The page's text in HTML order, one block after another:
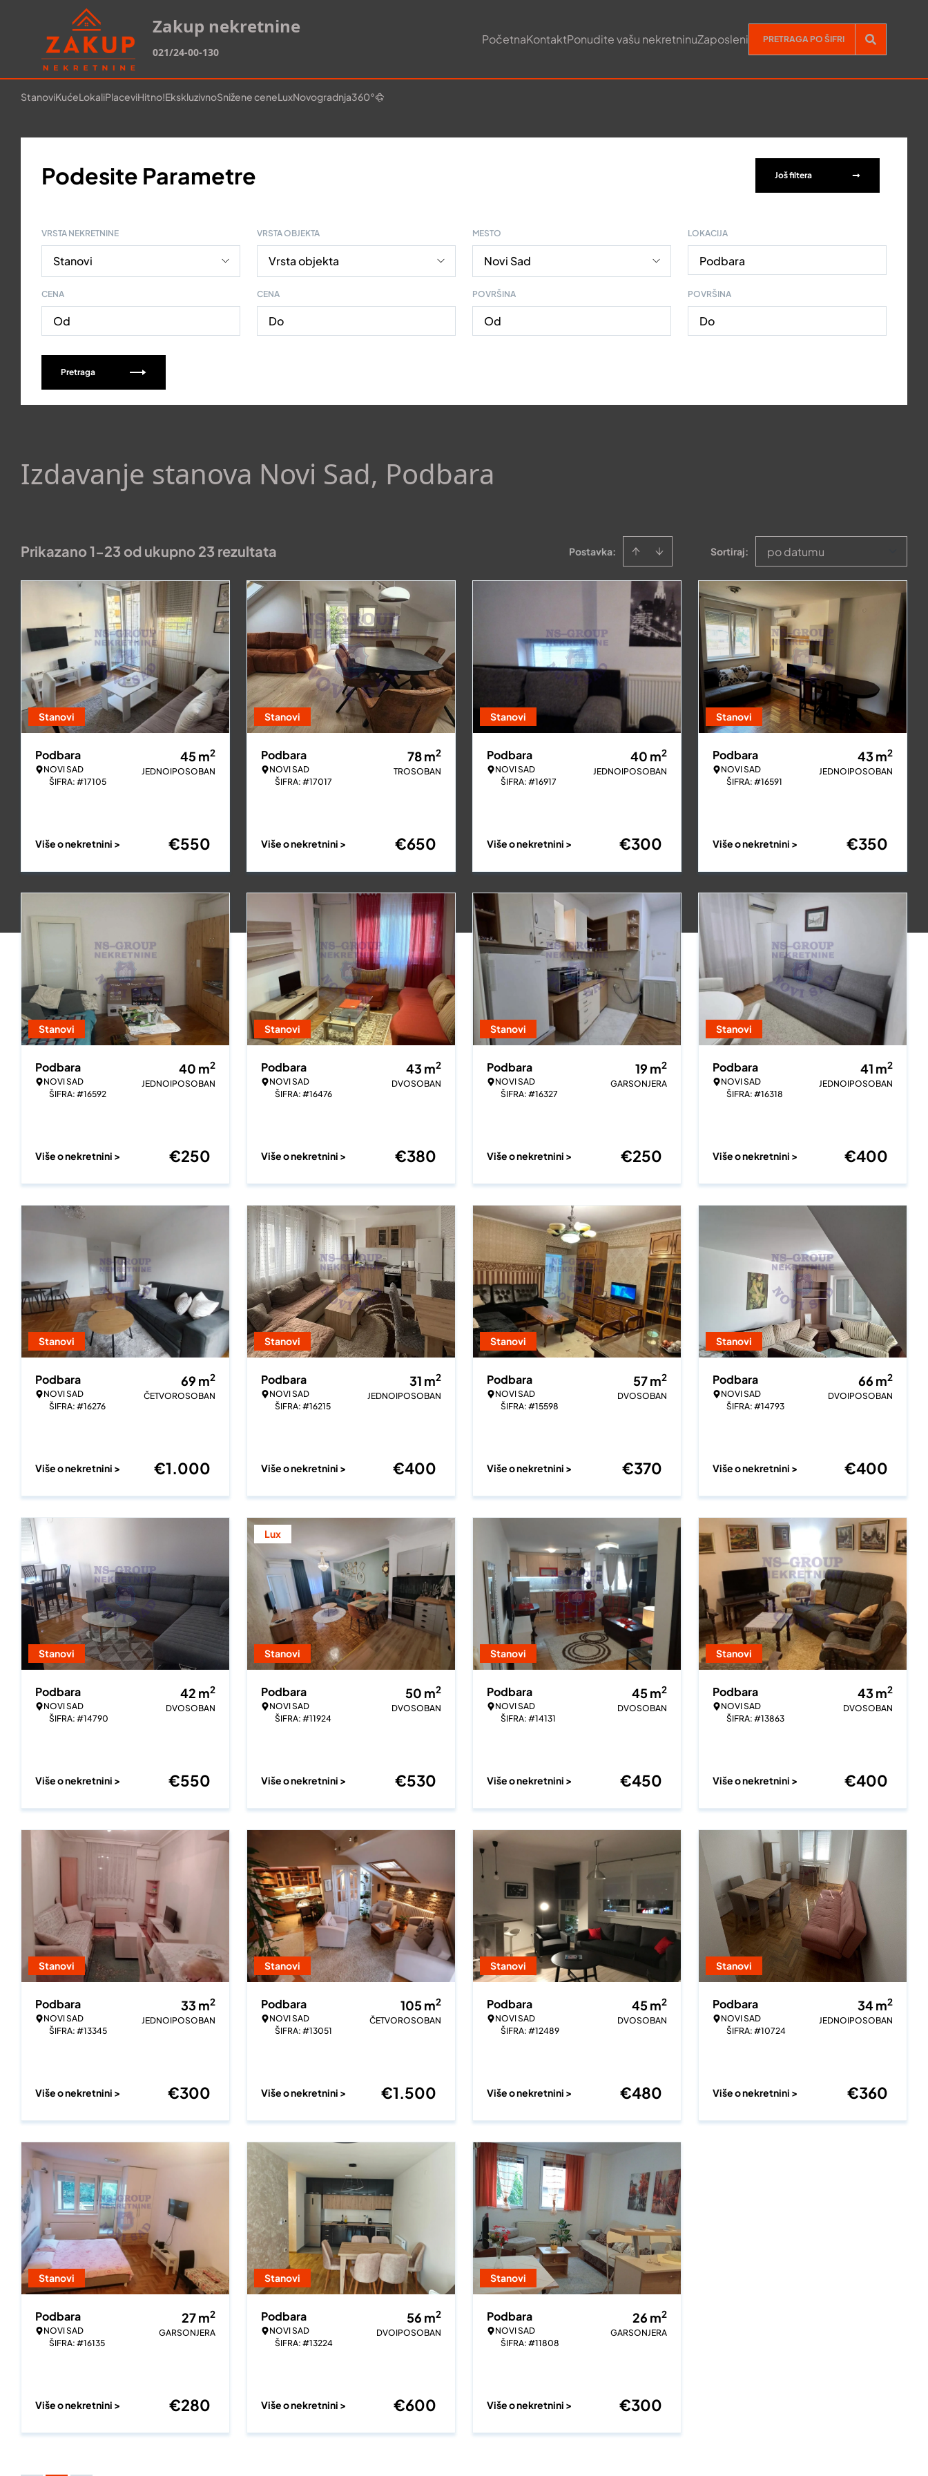
Zakup nekretnine
021/24-00-130
PočetnaKontaktPonudite vašu nekretninuZaposleni
StanoviKućeLokaliPlaceviHitno!EkskluzivnoSnižene ceneLuxNovogradnja360°
Podesite Parametre Još filtera
VRSTA NEKRETNINE VRSTA OBJEKTA MESTO LOKACIJA
Podbara
CENA CENA POVRŠINA POVRŠINA
Pretraga
Izdavanje stanova Novi Sad, Podbara
Prikazano 1-23 od ukupno 23 rezultata Postavka: Sortiraj: po datumu
Stanovi
Podbara
NOVI SAD
ŠIFRA: #17105
45m2
JEDNOIPOSOBAN
Više o nekretnini > €550
Stanovi
Podbara
NOVI SAD
ŠIFRA: #17017
78m2
TROSOBAN
Više o nekretnini > €650
Stanovi
Podbara
NOVI SAD
ŠIFRA: #16917
40 m2
JEDNOIPOSOBAN
Više o nekretnini > €300
Stanovi
Podbara
NOVI SAD
ŠIFRA: #16591
43 m2
JEDNOIPOSOBAN
Više o nekretnini > €350
Stanovi
Podbara
NOVI SAD
ŠIFRA: #16592
40 m2
JEDNOIPOSOBAN
Više o nekretnini > €250
Stanovi
Podbara
NOVI SAD
ŠIFRA: #16476
43 m2
DVOSOBAN
Više o nekretnini > €380
Stanovi
Podbara
NOVI SAD
ŠIFRA: #16327
19 m2
GARSONJERA
Više o nekretnini > €250
Stanovi
Podbara
NOVI SAD
ŠIFRA: #16318
41 m2
JEDNOIPOSOBAN
Više o nekretnini > €400
Stanovi
Podbara
NOVI SAD
ŠIFRA: #16276
69 m2
ČETVOROSOBAN
Više o nekretnini > €1.000
Stanovi
Podbara
NOVI SAD
ŠIFRA: #16215
31 m2
JEDNOIPOSOBAN
Više o nekretnini > €400
Stanovi
Podbara
NOVI SAD
ŠIFRA: #15598
57m2
DVOSOBAN
Više o nekretnini > €370
Stanovi
Podbara
NOVI SAD
ŠIFRA: #14793
66 m2
DVOIPOSOBAN
Više o nekretnini > €400
Stanovi
Podbara
NOVI SAD
ŠIFRA: #14790
42 m2
DVOSOBAN
Više o nekretnini > €550
Stanovi
Lux
Podbara
NOVI SAD
ŠIFRA: #11924
50 m2
DVOSOBAN
Više o nekretnini > €530
Stanovi
Podbara
NOVI SAD
ŠIFRA: #14131
45m2
DVOSOBAN
Više o nekretnini > €450
Stanovi
Podbara
NOVI SAD
ŠIFRA: #13863
43 m2
DVOSOBAN
Više o nekretnini > €400
Stanovi
Podbara
NOVI SAD
ŠIFRA: #13345
33 m2
JEDNOIPOSOBAN
Više o nekretnini > €300
Stanovi
Podbara
NOVI SAD
ŠIFRA: #13051
105m2
ČETVOROSOBAN
Više o nekretnini > €1.500
Stanovi
Podbara
NOVI SAD
ŠIFRA: #12489
45m2
DVOSOBAN
Više o nekretnini > €480
Stanovi
Podbara
NOVI SAD
ŠIFRA: #10724
34m2
JEDNOIPOSOBAN
Više o nekretnini > €360
Stanovi
Podbara
NOVI SAD
ŠIFRA: #16135
27m2
GARSONJERA
Više o nekretnini > €280
Stanovi
Podbara
NOVI SAD
ŠIFRA: #13224
56 m2
DVOIPOSOBAN
Više o nekretnini > €600
Stanovi
Podbara
NOVI SAD
ŠIFRA: #11808
26 m2
GARSONJERA
Više o nekretnini > €300